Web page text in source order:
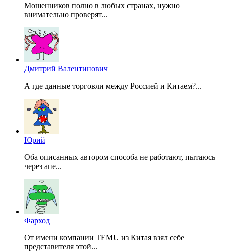
Мошенников полно в любых странах, нужно
внимательно проверят...
Дмитрий Валентинович
А где данные торговли между Россией и Китаем?...
Юрий
Оба описанных автором способа не работают, пытаюсь
через апе...
Фарход
От имени компании TEMU из Китая взял себе
представителя этой...